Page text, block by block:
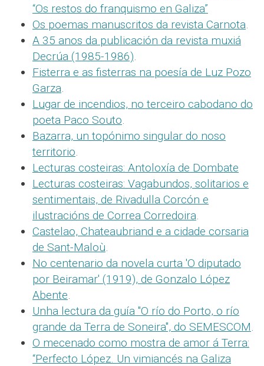
“Os restos do franquismo en Galiza”
Os poemas manuscritos da revista Carnota.
A 35 anos da publicación da revista muxiá
Decrúa (1985-1986).
Fisterra e as fisterras na poesía de Luz Pozo
Garza.
Lugar de incendios, no terceiro cabodano do
poeta Paco Souto.
Bazarra, un topónimo singular do noso
territorio.
Lecturas costeiras: Antoloxía de Dombate
Lecturas costeiras: Vagabundos, solitarios e
sentimentais, de Rivadulla Corcón e
ilustracións de Correa Corredoira.
Castelao, Chateaubriand e a cidade corsaria
de Sant-Maloù.
No centenario da novela curta 'O diputado
por Beiramar' (1919), de Gonzalo López
Abente.
Unha lectura da guía "O río do Porto, o río
grande da Terra de Soneira", do SEMESCOM.
O mecenado como mostra de amor á Terra:
“Perfecto López. Un vimiancés na Galiza